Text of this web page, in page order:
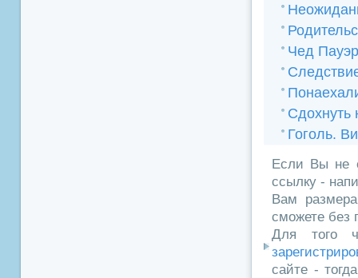
Чед
Сдохнуть
Гоголь.
Если Вы не
ссылку -
Вам
сможете без
Для того
сайте -